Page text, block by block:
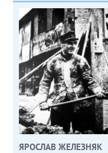
ЯРОСЛАВ ЖЕЛЕЗНЯК